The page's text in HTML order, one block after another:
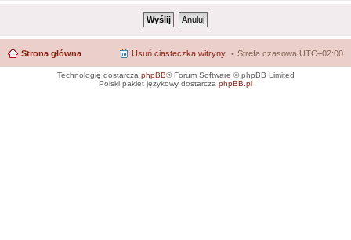
Strona główna Strefa czasowa UTC+02:00
Usuń ciasteczka witryny
Technologię dostarcza phpBB® Forum Software © phpBB Limited
Polski pakiet językowy dostarcza phpBB.pl